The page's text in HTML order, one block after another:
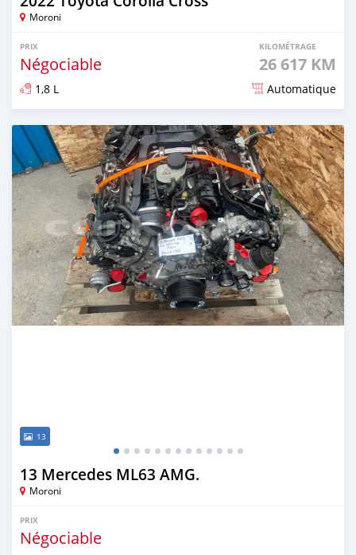
Moroni
PRIX
Négociable
KILOMÉTRAGE
26 617 KM
1,8 L Automatique
Publié il y a 8 mois
13
13 Mercedes ML63 AMG.
Moroni
PRIX
Négociable